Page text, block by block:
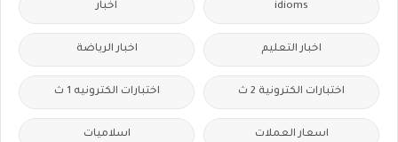
idioms اخبار
اخبار التعليم اخبار الرياضة
اختبارات الكترونية 2 ث اختبارات الكترونيه 1 ث
اسعار العملات اسلاميات